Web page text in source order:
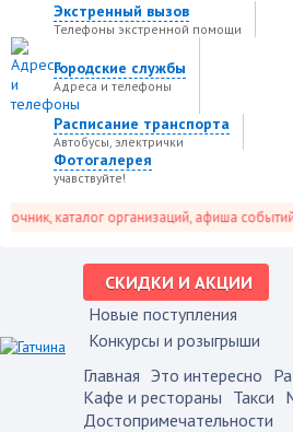
Экстренный вызов
Телефоны экстренной помощи
Городские службы
Адреса и телефоны
Расписание транспорта
Автобусы, электрички
Фотогалерея
учавствуйте!
каталог организаций, афиша событий и
СКИДКИ И АКЦИИ
Новые поступления
Конкурсы и розыгрыши
Главная Это интересно
Кафе и рестораны Такси
Достопримечательности